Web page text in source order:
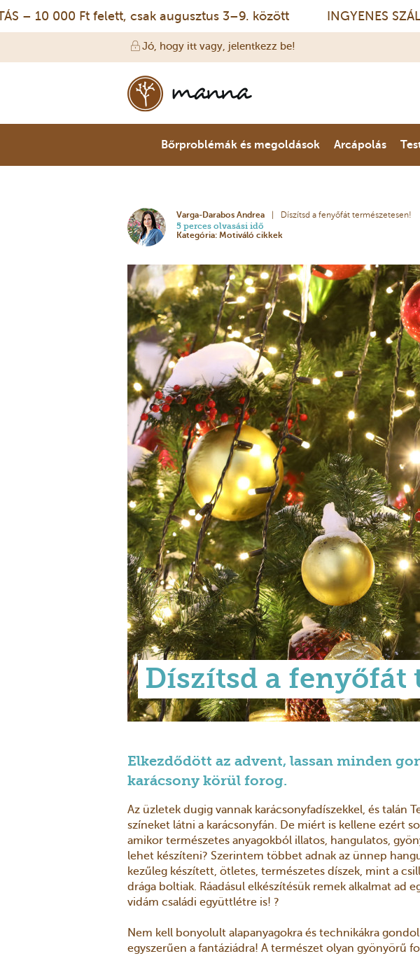
– 10 000 Ft felett, csak augusztus 3–9. között INGYENES
Jó, hogy itt vagy, jelentkezz be!
Bőrproblémák és megoldások Arcápolás
Varga-Darabos Andrea Díszítsd a fenyőfát természetesen!
5 perces olvasási idő
Kategória: Motiváló cikkek
Díszítsd a fenyőfát
Elkezdődött az advent, lassan minden
karácsony körül forog.
Az üzletek dugig vannak karácsonyfadíszekkel, és talán
színeket látni a karácsonyfán. De miért is kellene ezért
amikor természetes anyagokból illatos, hangulatos,
lehet készíteni? Szerintem többet adnak az ünnep
kezűleg készített, ötletes, természetes díszek, mint a
drága boltiak. Ráadásul elkészítésük remek alkalmat ad
vidám családi együttlétre is! ?
Nem kell bonyolult alapanyagokra és technikákra
egyszerűen a fantáziádra! A természet olyan gyönyörű